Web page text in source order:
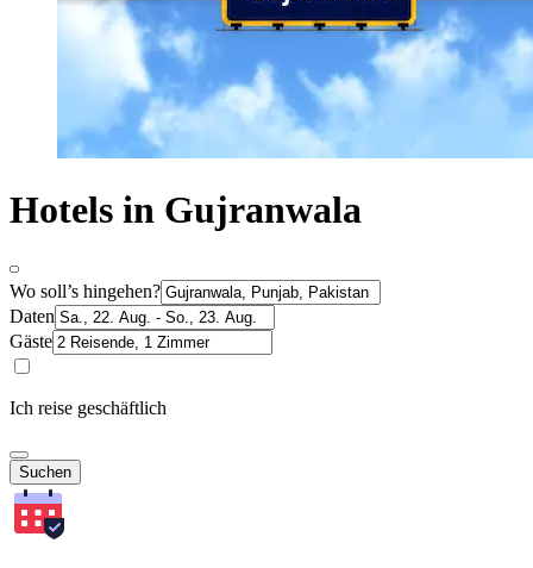
Hotels in Gujranwala
Wo soll’s hingehen?
Daten
Gäste
Ich reise geschäftlich
Suchen